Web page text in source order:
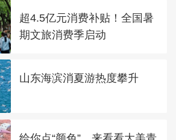
超4.5亿元消费补贴！全国暑
期文旅消费季启动
山东海滨消夏游热度攀升